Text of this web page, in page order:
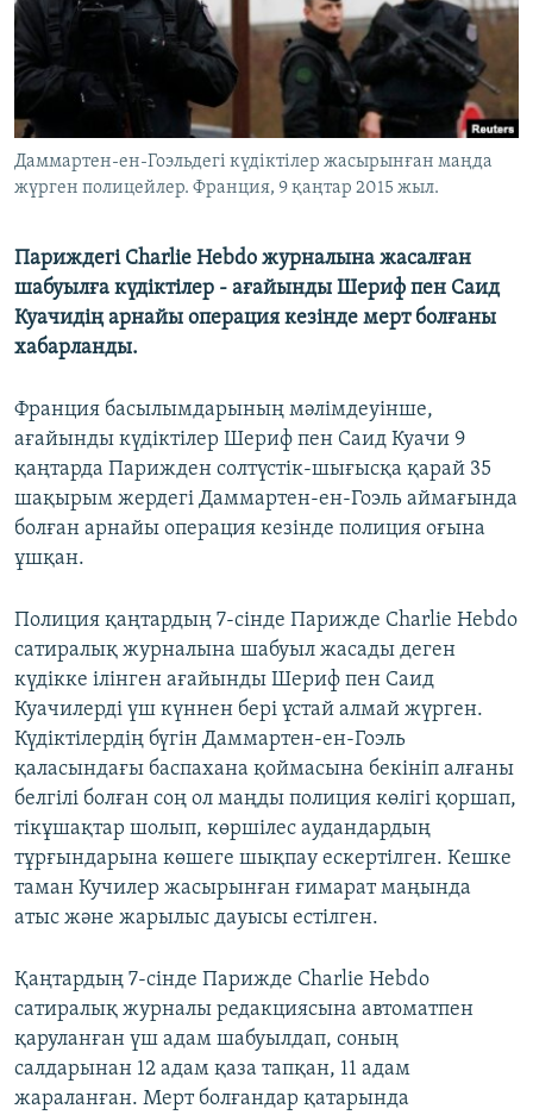
ЖАЗЫЛЫҢЫЗ
Басқа тілдерде
Даммартен-ен-Гоэльдегі күдіктілер жасырынған маңда
жүрген полицейлер. Франция, 9 қаңтар 2015 жыл.
Париждегі Charlie Hebdo журналына жасалған
шабуылға күдіктілер - ағайынды Шериф пен Саид
Куачидің арнайы операция кезінде мерт болғаны
хабарланды.
Франция басылымдарының мәлімдеуінше,
ағайынды күдіктілер Шериф пен Саид Куачи 9
қаңтарда Парижден солтүстік-шығысқа қарай 35
шақырым жердегі Даммартен-ен-Гоэль аймағында
болған арнайы операция кезінде полиция оғына
ұшқан.
Полиция қаңтардың 7-сінде Парижде Charlie Hebdo
сатиралық журналына шабуыл жасады деген
күдікке ілінген ағайынды Шериф пен Саид
Куачилерді үш күннен бері ұстай алмай жүрген.
Күдіктілердің бүгін Даммартен-ен-Гоэль
қаласындағы баспахана қоймасына бекініп алғаны
белгілі болған соң ол маңды полиция көлігі қоршап,
тікұшақтар шолып, көршілес аудандардың
тұрғындарына көшеге шықпау ескертілген. Кешке
таман Кучилер жасырынған ғимарат маңында
атыс және жарылыс дауысы естілген.
Қаңтардың 7-сінде Парижде Charlie Hebdo
сатиралық журналы редакциясына автоматпен
қаруланған үш адам шабуылдап, соның
салдарынан 12 адам қаза тапқан, 11 адам
жараланған. Мерт болғандар қатарында